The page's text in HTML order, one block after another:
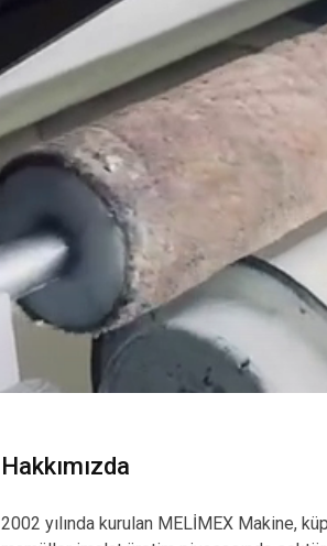
Hakkımızda
2002 yılında kurulan MELİMEX Makine,